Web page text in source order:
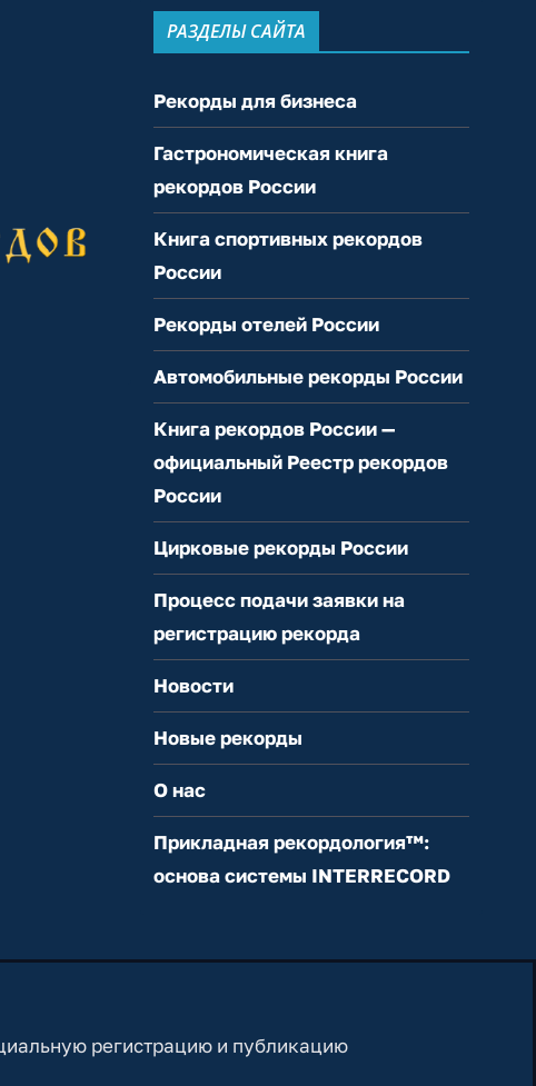
РАЗДЕЛЫ САЙТА
Рекорды для бизнеса
Гастрономическая книга
рекордов России
Книга спортивных рекордов
России
Рекорды отелей России
Автомобильные рекорды России
Книга рекордов России —
официальный Реестр рекордов
России
Цирковые рекорды России
Процесс подачи заявки на
регистрацию рекорда
Новости
Новые рекорды
О нас
Прикладная рекордология™:
основа системы INTERRECORD
регистрацию и публикацию